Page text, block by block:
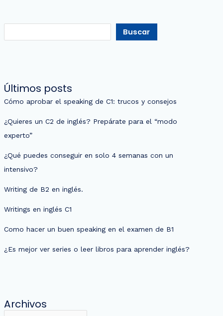
Buscar
Últimos posts
Cómo aprobar el speaking de C1: trucos y consejos
¿Quieres un C2 de inglés? Prepárate para el “modo
experto”
¿Qué puedes conseguir en solo 4 semanas con un
intensivo?
Writing de B2 en inglés.
Writings en inglés C1
Como hacer un buen speaking en el examen de B1
¿Es mejor ver series o leer libros para aprender inglés?
Archivos